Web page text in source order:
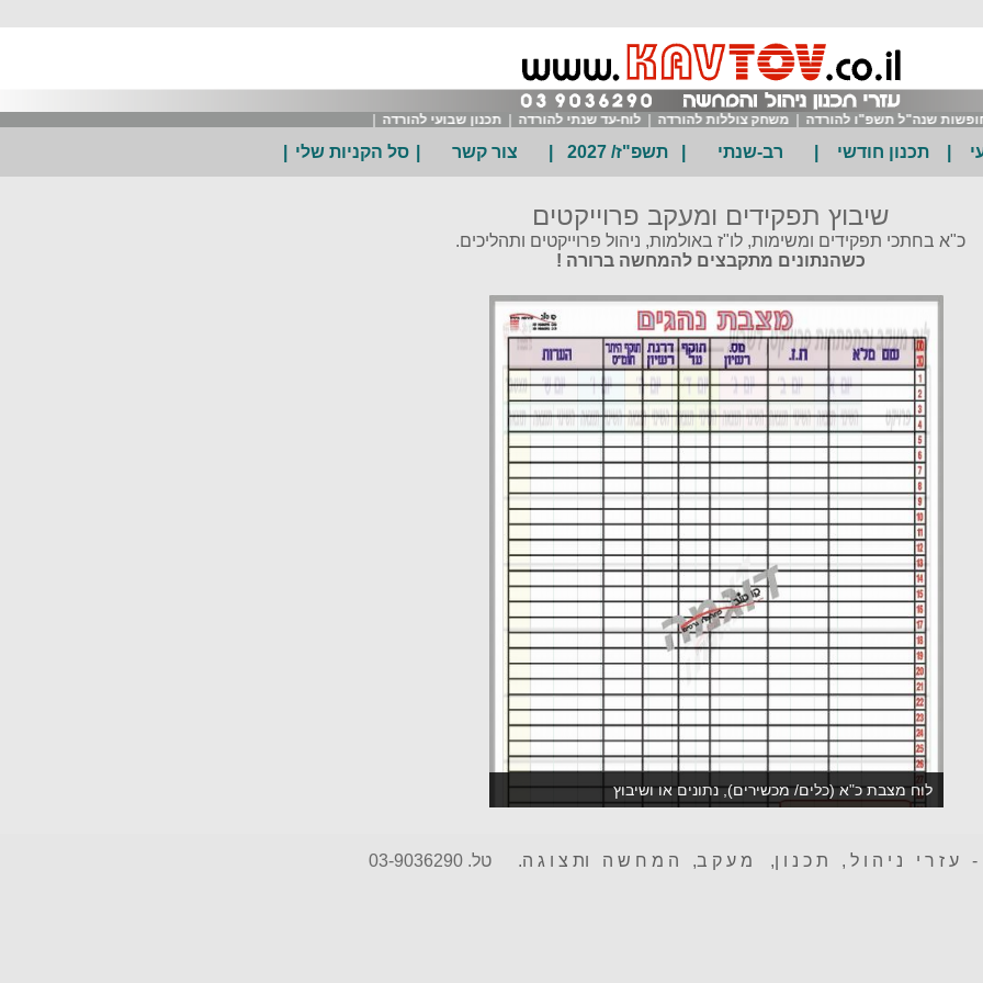
שנה"ל תשפ"ו להורדה| משחק צוללות להורדה| לוח-עד שנתי להורדה| תכנון שבועי להורדה|
תכנון חודשי רב-שנתי תשפ"ז/ 2027 צור קשר סל הקניות שלי
שיבוץ תפקידים ומעקב פרוייקטים
כ"א בחתכי תפקידים ומשימות, לו"ז באולמות, ניהול פרוייקטים ותהליכים.
כשהנתונים מתקבצים להמחשה ברורה !
- ע ז ר י נ י ה ו ל , ת כ נ ו ן, מ ע ק ב, ה מ ח ש ה ות צ ו ג ה.טל. 03-9036290